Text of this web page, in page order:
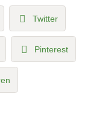
Twitter
Pinterest